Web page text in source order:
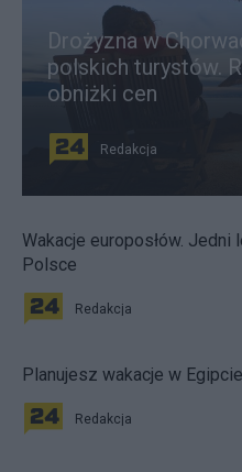
Drożyzna w
polskich turystów.
obniżki cen
Redakcja
Wakacje europosłów.
Polsce
Redakcja
Planujesz wakacje w
Redakcja